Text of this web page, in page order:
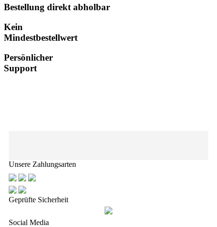
Bestellung direkt abholbar
Kein
Mindestbestellwert
Persönlicher
Support
Unsere Zahlungsarten
Geprüfte Sicherheit
Social Media